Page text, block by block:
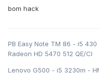
bom hack
PB Easy Note TM 86 - i5
Radeon HD 5470 512 QE/CI
Lenovo G500 - i5 3230m -